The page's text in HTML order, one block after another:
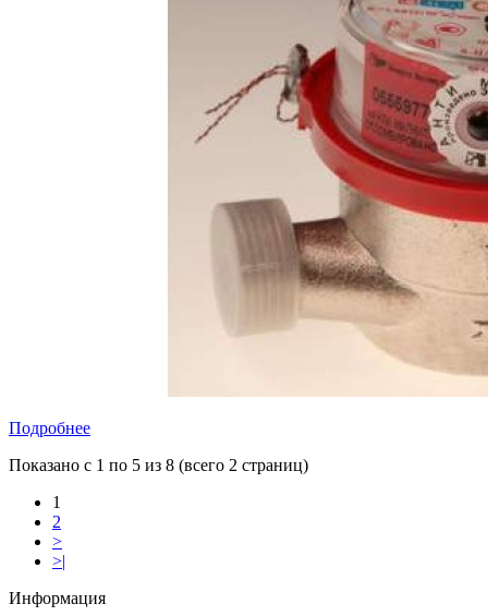
Подробнее
Показано с 1 по 5 из 8 (всего 2 страниц)
1
2
>
>|
Информация